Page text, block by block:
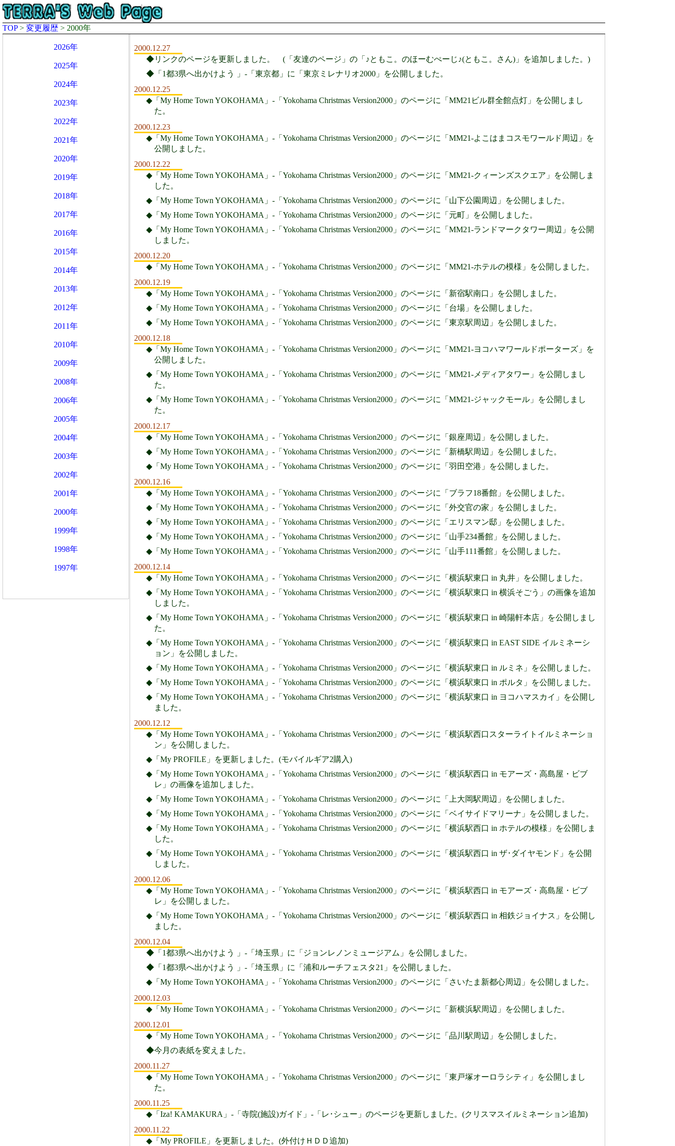
TOP> 変更履歴 > 2000年
2026年
2025年
2024年
2023年
2022年
2021年
2020年
2019年
2018年
2017年
2016年
2015年
2014年
2013年
2012年
2011年
2010年
2009年
2008年
2006年
2005年
2004年
2003年
2002年
2001年
2000年
1999年
1998年
1997年
2000.12.27
◆リンクのページを更新しました。 (「友達のページ」の「♪ともこ。のほーむぺーじ♪(ともこ。さん)」を追加しました。)
◆「1都3県へ出かけよう 」-「東京都」に「東京ミレナリオ2000」を公開しました。
2000.12.25
◆「My Home Town YOKOHAMA」-「Yokohama Christmas Version2000」のページに「MM21ビル群全館点灯」を公開しまし
た。
2000.12.23
◆「My Home Town YOKOHAMA」-「Yokohama Christmas Version2000」のページに「MM21-よこはまコスモワールド周辺」を
公開しました。
2000.12.22
◆「My Home Town YOKOHAMA」-「Yokohama Christmas Version2000」のページに「MM21-クィーンズスクエア」を公開しま
した。
◆「My Home Town YOKOHAMA」-「Yokohama Christmas Version2000」のページに「山下公園周辺」を公開しました。
◆「My Home Town YOKOHAMA」-「Yokohama Christmas Version2000」のページに「元町」を公開しました。
◆「My Home Town YOKOHAMA」-「Yokohama Christmas Version2000」のページに「MM21-ランドマークタワー周辺」を公開
しました。
2000.12.20
◆「My Home Town YOKOHAMA」-「Yokohama Christmas Version2000」のページに「MM21-ホテルの模様」を公開しました。
2000.12.19
◆「My Home Town YOKOHAMA」-「Yokohama Christmas Version2000」のページに「新宿駅南口」を公開しました。
◆「My Home Town YOKOHAMA」-「Yokohama Christmas Version2000」のページに「台場」を公開しました。
◆「My Home Town YOKOHAMA」-「Yokohama Christmas Version2000」のページに「東京駅周辺」を公開しました。
2000.12.18
◆「My Home Town YOKOHAMA」-「Yokohama Christmas Version2000」のページに「MM21-ヨコハマワールドポーターズ」を
公開しました。
◆「My Home Town YOKOHAMA」-「Yokohama Christmas Version2000」のページに「MM21-メディアタワー」を公開しまし
た。
◆「My Home Town YOKOHAMA」-「Yokohama Christmas Version2000」のページに「MM21-ジャックモール」を公開しまし
た。
2000.12.17
◆「My Home Town YOKOHAMA」-「Yokohama Christmas Version2000」のページに「銀座周辺」を公開しました。
◆「My Home Town YOKOHAMA」-「Yokohama Christmas Version2000」のページに「新橋駅周辺」を公開しました。
◆「My Home Town YOKOHAMA」-「Yokohama Christmas Version2000」のページに「羽田空港」を公開しました。
2000.12.16
◆「My Home Town YOKOHAMA」-「Yokohama Christmas Version2000」のページに「ブラフ18番館」を公開しました。
◆「My Home Town YOKOHAMA」-「Yokohama Christmas Version2000」のページに「外交官の家」を公開しました。
◆「My Home Town YOKOHAMA」-「Yokohama Christmas Version2000」のページに「エリスマン邸」を公開しました。
◆「My Home Town YOKOHAMA」-「Yokohama Christmas Version2000」のページに「山手234番館」を公開しました。
◆「My Home Town YOKOHAMA」-「Yokohama Christmas Version2000」のページに「山手111番館」を公開しました。
2000.12.14
◆「My Home Town YOKOHAMA」-「Yokohama Christmas Version2000」のページに「横浜駅東口 in 丸井」を公開しました。
◆「My Home Town YOKOHAMA」-「Yokohama Christmas Version2000」のページに「横浜駅東口 in 横浜そごう」の画像を追加
しました。
◆「My Home Town YOKOHAMA」-「Yokohama Christmas Version2000」のページに「横浜駅東口 in 崎陽軒本店」を公開しまし
た。
◆「My Home Town YOKOHAMA」-「Yokohama Christmas Version2000」のページに「横浜駅東口 in EAST SIDE イルミネーシ
ョン」を公開しました。
◆「My Home Town YOKOHAMA」-「Yokohama Christmas Version2000」のページに「横浜駅東口 in ルミネ」を公開しました。
◆「My Home Town YOKOHAMA」-「Yokohama Christmas Version2000」のページに「横浜駅東口 in ポルタ」を公開しました。
◆「My Home Town YOKOHAMA」-「Yokohama Christmas Version2000」のページに「横浜駅東口 in ヨコハマスカイ」を公開し
ました。
2000.12.12
◆「My Home Town YOKOHAMA」-「Yokohama Christmas Version2000」のページに「横浜駅西口スターライトイルミネーショ
ン」を公開しました。
◆「My PROFILE」を更新しました。(モバイルギア2購入)
◆「My Home Town YOKOHAMA」-「Yokohama Christmas Version2000」のページに「横浜駅西口 in モアーズ・高島屋・ビブ
レ」の画像を追加しました。
◆「My Home Town YOKOHAMA」-「Yokohama Christmas Version2000」のページに「上大岡駅周辺」を公開しました。
◆「My Home Town YOKOHAMA」-「Yokohama Christmas Version2000」のページに「ベイサイドマリーナ」を公開しました。
◆「My Home Town YOKOHAMA」-「Yokohama Christmas Version2000」のページに「横浜駅西口 in ホテルの模様」を公開しま
した。
◆「My Home Town YOKOHAMA」-「Yokohama Christmas Version2000」のページに「横浜駅西口 in ザ･ダイヤモンド」を公開
しました。
2000.12.06
◆「My Home Town YOKOHAMA」-「Yokohama Christmas Version2000」のページに「横浜駅西口 in モアーズ・高島屋・ビブ
レ」を公開しました。
◆「My Home Town YOKOHAMA」-「Yokohama Christmas Version2000」のページに「横浜駅西口 in 相鉄ジョイナス」を公開し
ました。
2000.12.04
◆「1都3県へ出かけよう 」-「埼玉県」に「ジョンレノンミュージアム」を公開しました。
◆「1都3県へ出かけよう 」-「埼玉県」に「浦和ルーチフェスタ21」を公開しました。
◆「My Home Town YOKOHAMA」-「Yokohama Christmas Version2000」のページに「さいたま新都心周辺」を公開しました。
2000.12.03
◆「My Home Town YOKOHAMA」-「Yokohama Christmas Version2000」のページに「新横浜駅周辺」を公開しました。
2000.12.01
◆「My Home Town YOKOHAMA」-「Yokohama Christmas Version2000」のページに「品川駅周辺」を公開しました。
◆今月の表紙を変えました。
2000.11.27
◆「My Home Town YOKOHAMA」-「Yokohama Christmas Version2000」のページに「東戸塚オーロラシティ」を公開しまし
た。
2000.11.25
◆「Iza! KAMAKURA」-「寺院(施設)ガイド」-「レ･シュー」のページを更新しました。(クリスマスイルミネーション追加)
2000.11.22
◆「My PROFILE」を更新しました。(外付けＨＤＤ追加)